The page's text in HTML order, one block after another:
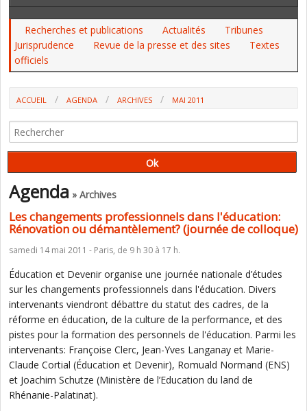
Recherches et publications Actualités
Tribunes
Jurisprudence
Revue de la presse et des sites
Textes
officiels
ACCUEIL AGENDA ARCHIVES MAI 2011
Agenda » Archives
Les changements professionnels dans l'éducation:
Rénovation ou démantèlement? (journée de colloque)
samedi 14 mai 2011 - Paris, de 9 h 30 à 17 h.
Éducation et Devenir organise une journée nationale d’études
sur les changements professionnels dans l'éducation. Divers
intervenants viendront débattre du statut des cadres, de la
réforme en éducation, de la culture de la performance, et des
pistes pour la formation des personnels de l'éducation. Parmi les
intervenants: Françoise Clerc, Jean-Yves Langanay et Marie-
Claude Cortial (Éducation et Devenir), Romuald Normand (ENS)
et Joachim Schutze (Ministère de l’Education du land de
Rhénanie-Palatinat).